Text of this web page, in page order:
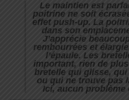
Le maintien est
poitrine ne soit
effet push-up. La
dans son
J’apprécie
rembourrées et
l’épaule. Les
important, rien de plus
bretelle qui glisse,
ou qui ne trouve pas
Ici, aucun problème